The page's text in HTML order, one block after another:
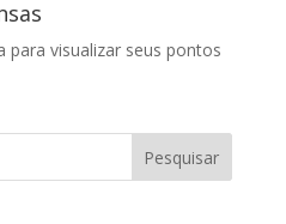
para visualizar seus pontos